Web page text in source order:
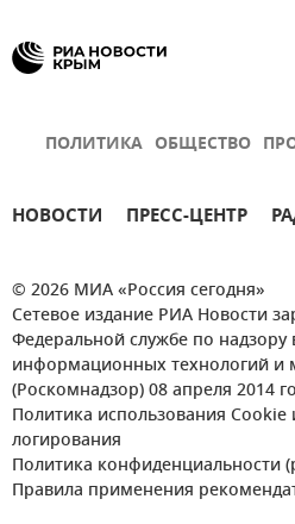
ПОЛИТИКА ОБЩЕСТВО
НОВОСТИ ПРЕСС-ЦЕНТР
© 2026 МИА «Россия сегодня»
Сетевое издание РИА Новости
Федеральной службе по надзору
информационных технологий и
(Роскомнадзор) 08 апреля 2014
Политика использования Cookie
логирования
Политика конфиденциальности
Правила применения